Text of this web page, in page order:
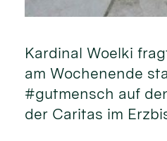
Kardinal Woelki
am Wochenende
#gutmensch auf
der Caritas im